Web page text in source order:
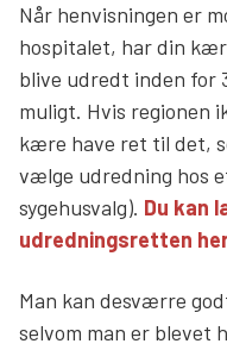
Når henvisningen er
hospitalet, har din
blive udredt inden for
muligt. Hvis regionen
kære have ret til det,
vælge udredning hos
sygehusvalg). Du kan
udredningsretten
Man kan desværre
selvom man er blevet